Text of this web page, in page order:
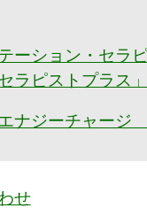
ーション・セラ
ラピストプラス」
ナジーチャージ
せ